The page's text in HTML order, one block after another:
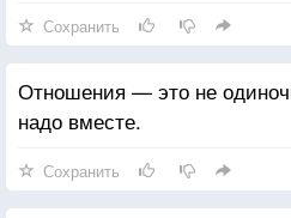
Сохранить
Отношения — это не
надо вместе.
Сохранить